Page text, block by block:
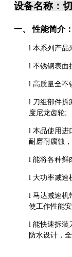
设备名称：
一、 性能简介：
l 本系列产品
l 不锈钢表面
l 高质量全不
l 刀组部件拆
度尼龙齿轮;
l 本品使用进
耐磨耐腐蚀
l 能将各种鲜
l 大功率减速
l 马达减速机
使工作性能安
l 能快速拆装
防水设计，